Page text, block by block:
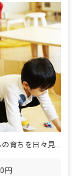
0歳から就学前まで、49名の子どもたちの育ちを日々見守れる認可保育園です。
円